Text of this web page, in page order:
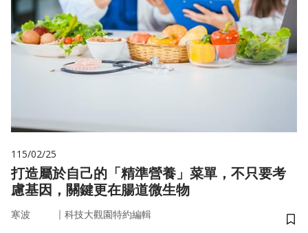
115/02/25
打造屬於自己的「精準營養」菜單，不只要考
慮基因，關鍵更在腸道微生物
寒波 ｜ 科技大觀園特約編輯
儲